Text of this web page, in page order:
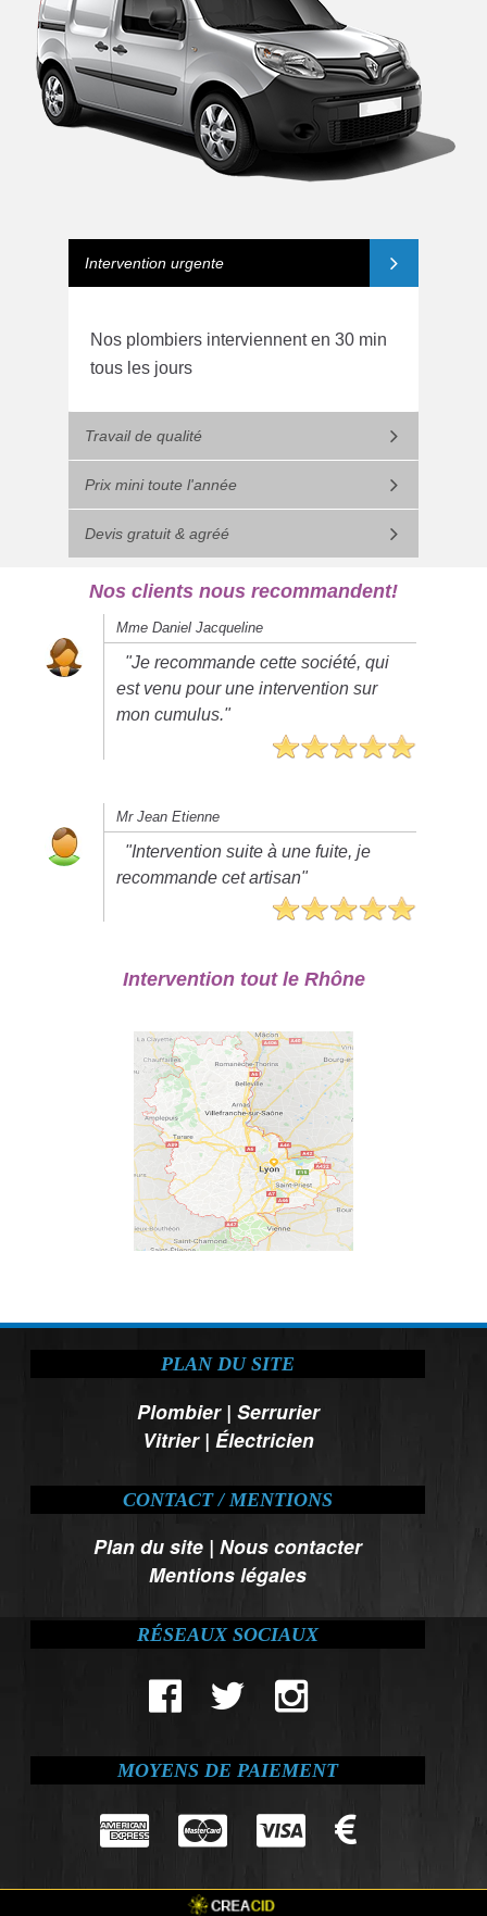
Intervention urgente
Nos plombiers interviennent en 30 min
tous les jours
Travail de qualité
Prix mini toute l'année
Devis gratuit & agréé
Nos clients nous recommandent!
Mme Daniel Jacqueline
"Je recommande cette société, qui
est venu pour une intervention sur
mon cumulus."
Mr Jean Etienne
"Intervention suite à une fuite, je
recommande cet artisan"
Intervention tout le Rhône
PLAN DU SITE
Plombier| Serrurier
Vitrier| Électricien
CONTACT / MENTIONS
Plan du site |Nous contacter
Mentions légales
RÉSEAUX SOCIAUX
MOYENS DE PAIEMENT